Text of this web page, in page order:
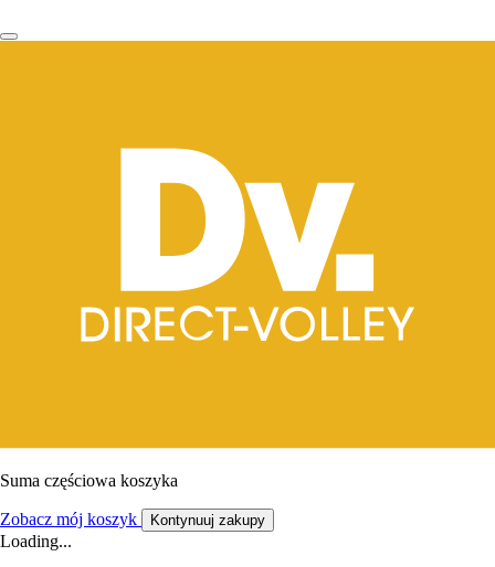
Suma częściowa koszyka
Zobacz mój koszyk Kontynuuj zakupy
Loading...